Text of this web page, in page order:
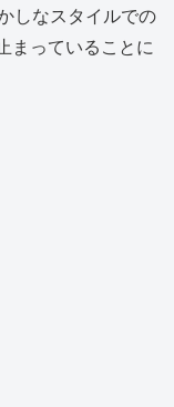
しなスタイルでの
まっていることに